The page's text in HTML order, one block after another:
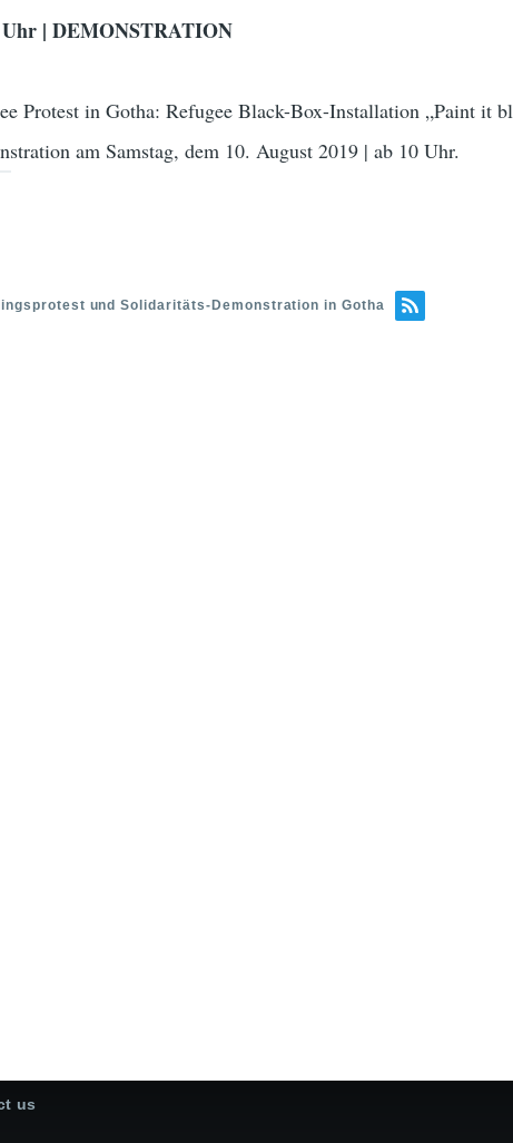
Uhr | DEMONSTRATION
Protest in Gotha: Refugee Black-Box-Installation „Paint it
am Samstag, dem 10. August 2019 | ab 10 Uhr.
und Solidaritäts-Demonstration in Gotha
us